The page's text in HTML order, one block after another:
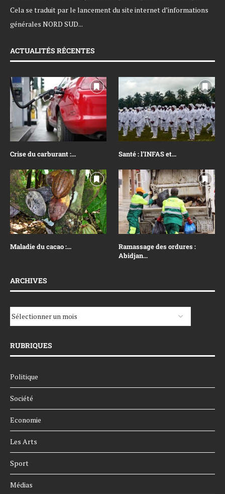
Cela se traduit par le lancement du site internet d’informations
générales NORD SUD...
ACTUALITÉS RÉCENTES
Crise du carburant :... Santé : l’INFAS et...
Maladie du cacao :...
Ramassage des ordures :
Abidjan...
ARCHIVES
RUBRIQUES
Politique
Société
Economie
Les Arts
Sport
Médias